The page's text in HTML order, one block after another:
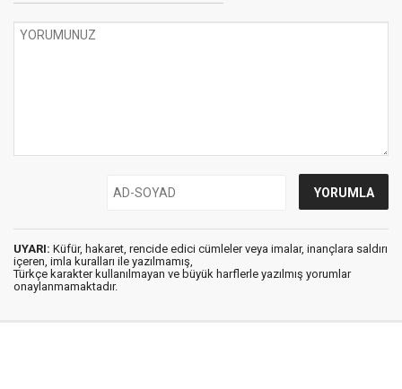
UYARI: Küfür, hakaret, rencide edici cümleler veya imalar, inançlara saldırı
içeren, imla kuralları ile yazılmamış,
Türkçe karakter kullanılmayan ve büyük harflerle yazılmış yorumlar
onaylanmamaktadır.